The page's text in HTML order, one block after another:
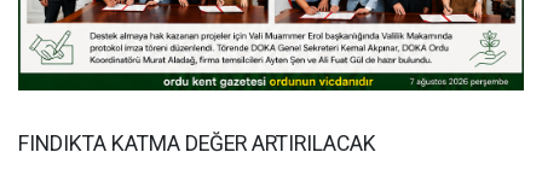
FINDIKTA KATMA DEĞER ARTIRILACAK